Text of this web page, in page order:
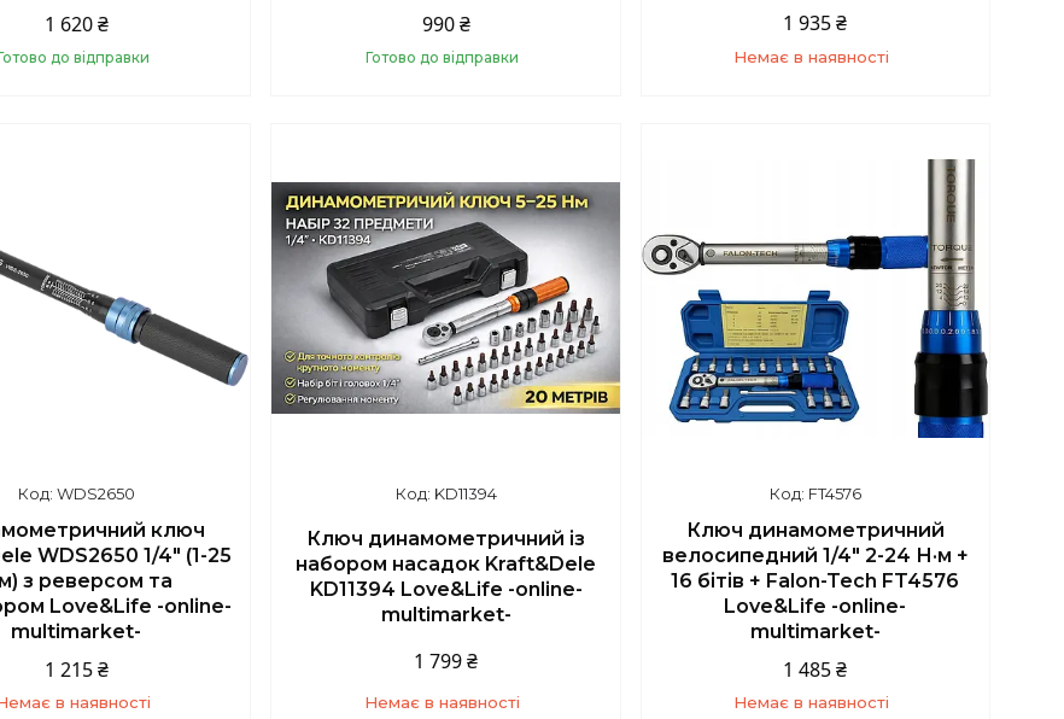
1 620 ₴
до відправки
990 ₴
Готово до відправки
1 935 ₴
Немає в наявності
WDS2650
ключ
WDS2650 1/4" (1-25
з реверсом та
Love&Life -online-
multimarket-
1 215 ₴
в наявності
KD11394
Ключ динамометричний із
набором насадок Kraft&Dele
KD11394 Love&Life -online-
multimarket-
1 799 ₴
Немає в наявності
FT4576
Ключ динамометричний
велосипедний 1/4" 2-24 Н·м +
16 бітів + Falon-Tech FT4576
Love&Life -online-
multimarket-
1 485 ₴
Немає в наявності